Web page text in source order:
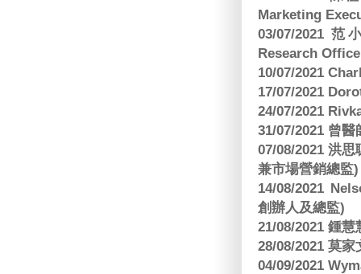
Marketing
03/07/2021 范
Research
10/07/2021
17/07/2021
24/07/2021
31/07/2021 曾
07/08/2021 洪
兼市場營銷總監)
14/08/2021
創辦人及總監)
21/08/2021 鍾
28/08/2021 莫
04/09/2021